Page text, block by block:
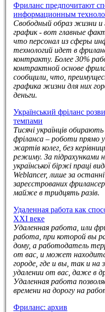
Фриланс предпочитают
информационным
Свободный образ жизни и
график - вот главные
что персонал из сферы
технологий идет в
контракту. Более 30%
контрактной основе
сообщили, что,
графика жизни для них
деньги.
Український фріланс
темпами
Тисячі українців
фріланса – роботи прямо
жартів колег, без
режиму. За підрахунками
української біржі праці
Weblancer, лише за
зареєстрованих
майже в тридцять разів.
Удаленная работа как
XXI веке
Удаленная работа, или
работа, при которой вы
дому, а работодатель
от вас, и может
городе, где и вы, так и на
удалении от вас, даже в
Удаленная работа
времени на дорогу на
Фриланс: архив